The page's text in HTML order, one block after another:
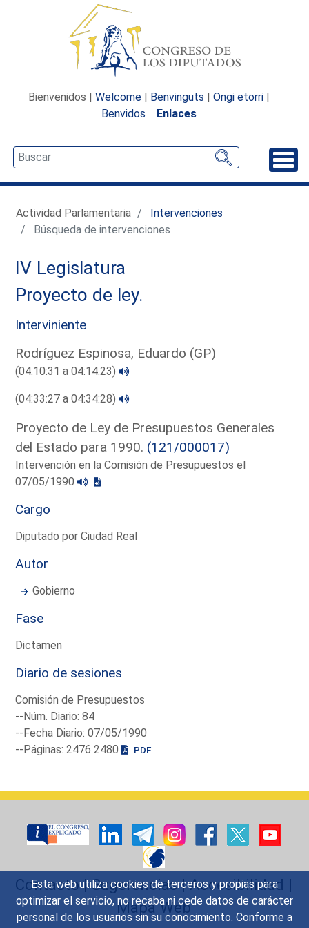
Esta web utiliza cookies de terceros y propias para
optimizar el servicio, no recaba ni cede datos de carácter
personal de los usuarios sin su conocimiento. Conforme a
Bienvenidos | Welcome | Benvinguts | Ongi etorri |
Benvidos
Enlaces
Actividad Parlamentaria
Intervenciones
Búsqueda de intervenciones
IV Legislatura
Proyecto de ley.
Interviniente
Rodríguez Espinosa, Eduardo (GP)
(04:10:31 a 04:14:23)
(04:33:27 a 04:34:28)
Proyecto de Ley de Presupuestos Generales
del Estado para 1990. (121/000017)
Intervención en la Comisión de Presupuestos el
07/05/1990
Cargo
Diputado por Ciudad Real
Autor
Gobierno
Fase
Dictamen
Diario de sesiones
Comisión de Presupuestos
--Núm. Diario: 84
--Fecha Diario: 07/05/1990
--Páginas: 2476 2480
PDF
Contacto|Sugerencias|Accesibilidad |
Mapa Web